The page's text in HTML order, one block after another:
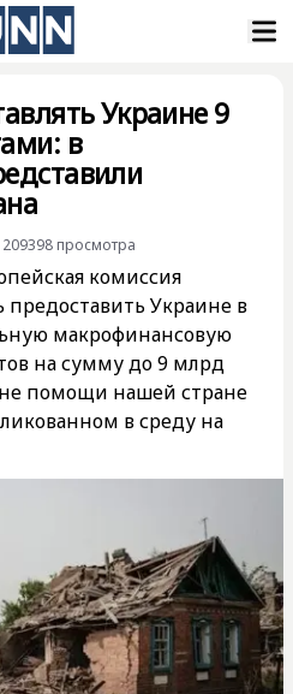
Украине 9
в
209398 просмотра
комиссия
Украине в
макрофинансовую
на сумму до 9 млрд
помощи нашей стране
в среду на